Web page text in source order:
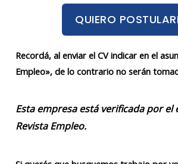
QUIERO
Recordá, al enviar el CV indicar en el
Empleo», de lo contrario no serán
Esta empresa está verificada por el
Revista Empleo.